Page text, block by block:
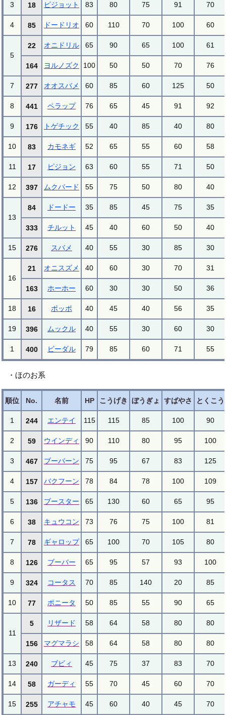
3 18 ピジョット 83 80 75 91 70
4 85 ドードリオ 60 110 70 100 60
5
22 オニドリル 65 90 65 100 61
164 ヨルノズク 100 50 50 70 76
7 277 オオスバメ 60 85 60 125 50
8 441 ペラップ 76 65 45 91 92
9 176 トゲチック 55 40 85 40 80
10 83 カモネギ 52 65 55 60 58
11 17 ピジョン 63 60 55 71 50
12 397 ムクバード 55 75 50 80 40
13
84 ドードー 35 85 45 75 35
333 チルット 45 40 60 50 40
15 276 スバメ 40 55 30 85 30
16
21 オニスズメ 40 60 30 70 31
163 ホーホー 60 30 30 50 36
18 16 ポッポ 40 45 40 56 35
19 396 ムックル 40 55 30 60 30
1 400 ビーダル 79 85 60 71 55
・ほのお系
順位 No. 名前 HP こうげき ぼうぎょ すばやさ とくこう
1 244 エンテイ 115 115 85 100 90
2 59 ウインディ 90 110 80 95 100
3 467 ブーバーン 75 95 67 83 125
4 157 バクフーン 78 84 78 100 109
5 136 ブースター 65 130 60 65 95
6 38 キュウコン 73 76 75 100 81
7 78 ギャロップ 65 100 70 105 80
8 126 ブーバー 65 95 57 93 100
9 324 コータス 70 85 140 20 85
10 77 ポニータ 50 85 55 90 65
11
5 リザード 58 64 58 80 80
156 マグマラシ 58 64 58 80 80
13 240 ブビィ 45 75 37 83 70
14 58 ガーディ 55 70 45 60 70
15 255 アチャモ 45 60 40 45 70